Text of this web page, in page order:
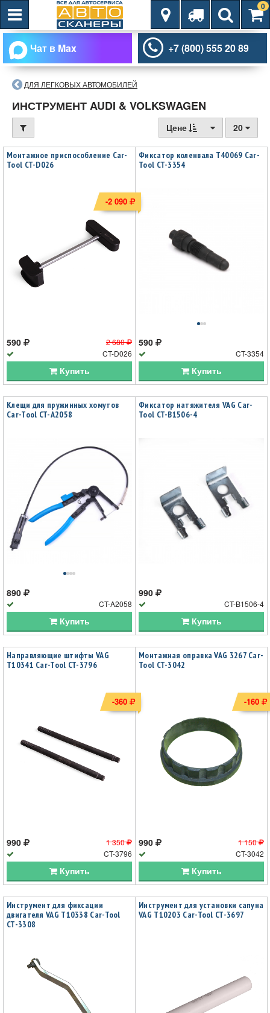
0
Чат в Max +7 (800) 555 20 89
ДЛЯ ЛЕГКОВЫХ АВТОМОБИЛЕЙ
ИНСТРУМЕНТ AUDI & VOLKSWAGEN
Цене 20
Монтажное приспособление Car-
Tool CT-D026
2 680
590
CT-D026
Купить
-2 090
Фиксатор коленвала T40069 Car-
Tool CT-3354
590
CT-3354
Купить
Клещи для пружинных хомутов
Car-Tool CT-A2058
890
CT-A2058
Купить
Фиксатор натяжителя VAG Car-
Tool CT-B1506-4
990
CT-B1506-4
Купить
Направляющие штифты VAG
T10341 Car-Tool CT-3796
1 350
990
CT-3796
Купить
-360
Монтажная оправка VAG 3267 Car-
Tool CT-3042
1 150
990
CT-3042
Купить
-160
Инструмент для фиксации
двигателя VAG T10338 Car-Tool
CT-3308
Инструмент для установки сапуна
VAG T10203 Car-Tool CT-3697